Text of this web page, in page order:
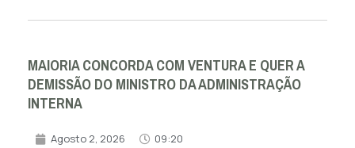
MAIORIA CONCORDA COM VENTURA E QUER A
DEMISSÃO DO MINISTRO DA ADMINISTRAÇÃO
INTERNA
Agosto 2, 2026 09:20